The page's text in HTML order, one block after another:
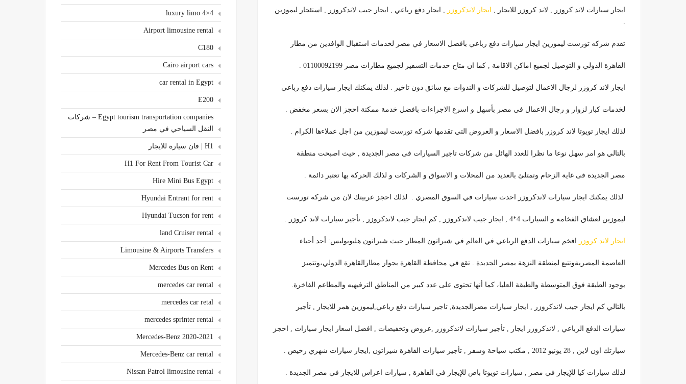
ايجار سيارات لاند كروزر , لاند كروزر للايجار , ايجار لاندكروزر , ايجار دفع رباعي , ايجار جيب لاندكروزر , استئجار ليموزين
.
تقدم شركه تورست ليموزين ايجار سيارات دفع رباعي بافضل الاسعار في مصر لخدمات استقبال الوافدين من مطار
القاهرة الدولي و التوصيل لجميع اماكن الاقامة , كما ان متاح خدمات التسفير لجميع مطارات مصر 01100092199 .
ايجار لاند كروزر لرجال الاعمال لتوصيل للشركات و الندوات مع سائق دون تاخير . لذلك يمكنك ايجار سيارات دفع رباعي
لخدمات كبار لزوار و رجال الاعمال في مصر بأسهل و اسرع الاجراءات بافضل خدمة ممكنة احجز الان بسعر مخفض .
لذلك ايجار تويوتا لاند كروزر بافضل الاسعار و العروض التي تقدمها شركه تورست ليموزين من اجل عملاءها الكرام .
بالتالي هو امر سهل نوعا ما نظرا للعدد الهائل من شركات تاجير السيارات فى مصر الجديدة , حيث اصبحت منطقة
مصر الجديدة فى غاية الزحام وتمتلئ بالعديد من المحلات و الاسواق و الشركات و لذلك الحركة بها تعتبر دائمة .
لذلك يمكنك ايجار سيارات لاندكروزر احدث سيارات في السوق المصري . لذلك احجز عربيتك لان من شركه تورست
ليموزين لعشاق الفخامه و السيارات 4*4 , ايجار جيب لاندكروزر , كم ايجار جيب لاندكروزر , تأجير سيارات لاند كروزر .
ايجار لاند كروزر افخم سيارات الدفع الرباعي في العالم في شيراتون المطار حيث شيراتون هليوبوليس: أحد أحياء
العاصمة المصريةوتتبع لمنطقة النزهة بمصر الجديدة . تقع في محافظة القاهرة بجوار مطارالقاهرة الدولي،وتتميز
بوجود الطبقة فوق المتوسطة والطبقة العليا، كما أنها تحتوى على عدد كبير من المناطق الترفيهيه والمطاعم الفاخرة.
بالتالي كم ايجار جيب لاندكروزر , ايجار سيارات مصرالجديدة, تاجير سيارات دفع رباعي,ليموزين همر للايجار , تأجير
سيارات الدفع الرباعي , لاندكروزر ايجار , تأجير سيارات لاندكروزر ,عروض وتخفيضات , افضل اسعار ايجار سيارات , احجز
سيارتك اون لاين , 28 يونيو 2012 , مكتب سياحة وسفر , تأجير سيارات القاهرة شيراتون ,ايجار سيارات شهري رخيص .
لذلك سيارات كيا للإيجار في مصر , سيارات تويوتا باص للإيجار في القاهرة , سيارات اعراس للايجار في مصر الجديدة .
4×4 luxury limo
Airport limousine rental
C180
Cairo airport cars
car rental in Egypt
E200
Egypt tourism transportation companies – شركات
النقل السياحي في مصر
H1 | فان سيارة للايجار
H1 For Rent From Tourist Car
Hire Mini Bus Egypt
Hyundai Entrant for rent
Hyundai Tucson for rent
land Cruiser rental
Limousine & Airports Transfers
Mercedes Bus on Rent
mercedes car rental
mercedes car retal
mercedes sprinter rental
Mercedes-Benz 2020-2021
Mercedes-Benz car rental
Nissan Patrol limousine rental